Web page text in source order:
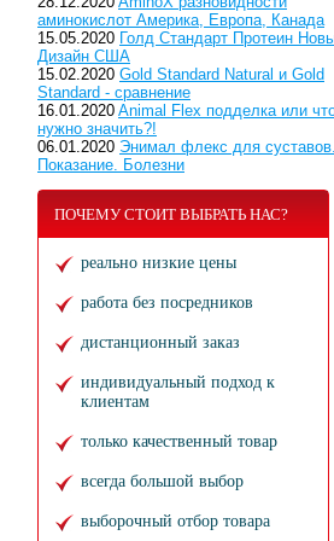
аминокислот Америка, Европа, Канада
15.05.2020 Голд Стандарт Протеин
Дизайн США
15.02.2020 Gold Standard Natural и Gold
Standard - сравнение
16.01.2020 Animal Flex подделка или
нужно значить?!
06.01.2020 Энимал флекс для суставов.
Показание. Болезни
ПОЧЕМУ СТОИТ ВЫБРАТЬ НАС?
реально низкие цены
работа без посредников
дистанционный заказ
индивидуальный подход к
клиентам
только качественный товар
всегда большой выбор
выборочный отбор товара